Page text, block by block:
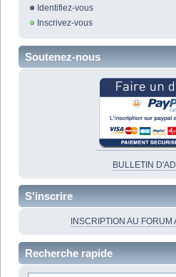
Identifiez-vous
Inscrivez-vous
Soutenez-nous
BULLETIN
S'inscrire
INSCRIPTION AU
Recherche rapide